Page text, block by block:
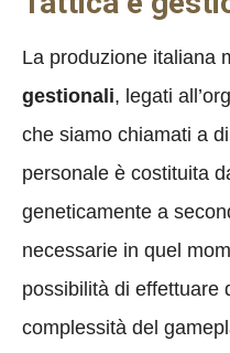
La produzione italiana
gestionali, legati
che siamo chiamati a
personale è costituita
geneticamente a
necessarie in quel
possibilità di effettuare
complessità del